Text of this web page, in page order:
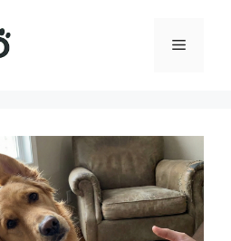
Menu